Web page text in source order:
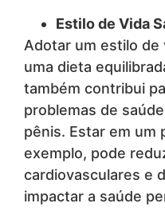
Estilo de Vida
Adotar um estilo de
uma dieta
também contribui
problemas de
pênis. Estar em um
exemplo, pode
cardiovasculares e
impactar a saúde